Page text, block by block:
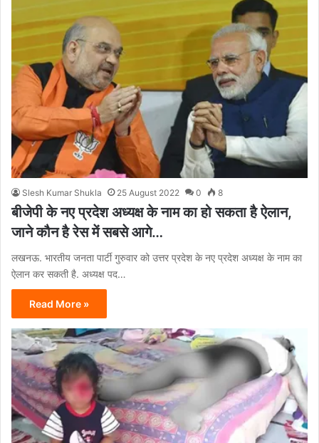
Slesh Kumar Shukla 25 August 2022 0 8
बीजेपी के नए प्रदेश अध्यक्ष के नाम का हो सकता है ऐलान,
जाने कौन है रेस में सबसे आगे…
लखनऊ. भारतीय जनता पार्टी गुरुवार को उत्तर प्रदेश के नए प्रदेश अध्यक्ष के नाम का
ऐलान कर सकती है. अध्यक्ष पद…
Read More »